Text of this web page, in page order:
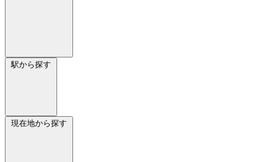
駅から探す
現在地から探す